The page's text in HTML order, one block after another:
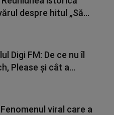
despre hitul „Să...
Digi FM: De ce nu îl
Please și cât a...
viral care a